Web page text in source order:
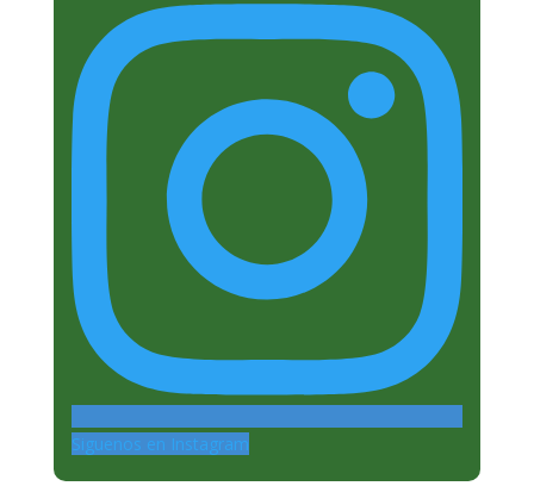
Siguenos en Instagram